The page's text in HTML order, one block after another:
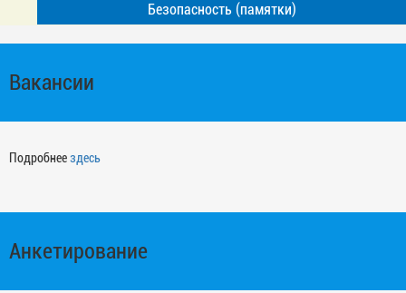
Безопасность (памятки)
Вакансии
Подробнеездесь
Анкетирование